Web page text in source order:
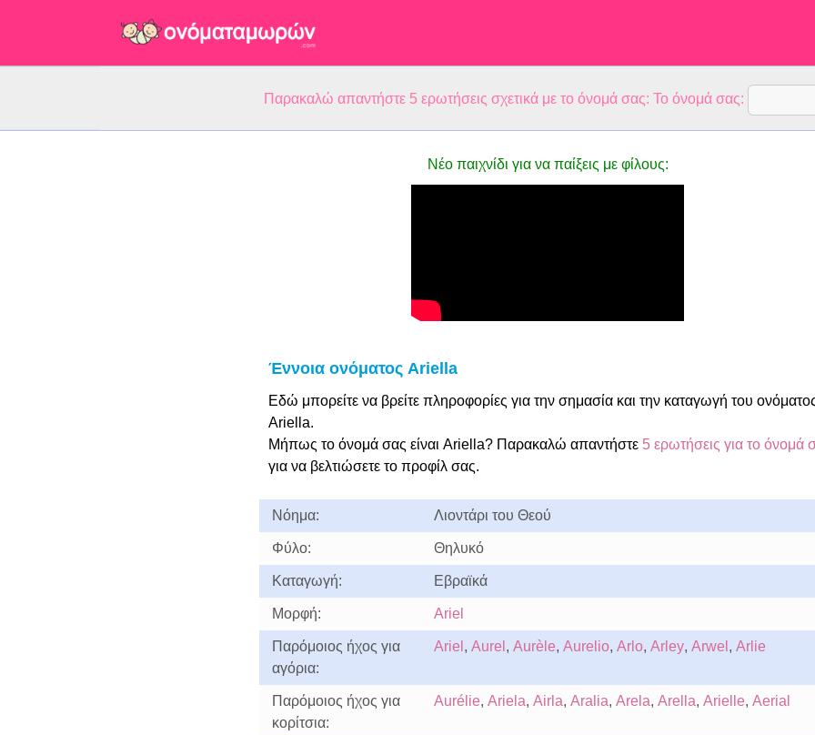
Παρακαλώ απαντήστε 5 ερωτήσεις σχετικά με το όνομά σας: Το όνομά σας:
Νέο παιχνίδι για να παίξεις με φίλους:
Έννοια ονόματος Ariella
Εδώ μπορείτε να βρείτε πληροφορίες για την σημασία και την καταγωγή του
Ariella.
Μήπως το όνομά σας είναι Ariella? Παρακαλώ απαντήστε5 ερωτήσεις για το όνομά
για να βελτιώσετε το προφίλ σας.
Νόημα: Λιοντάρι του Θεού
Φύλο: Θηλυκό
Καταγωγή: Εβραϊκά
Μορφή: Ariel
Παρόμοιος ήχος για
αγόρια:
Ariel , Aurel , Aurèle, Aurelio, Arlo, Arley, Arwel , Arlie
Παρόμοιος ήχος για
κορίτσια:
Aurélie, Ariela, Airla, Aralia, Arela, Arella, Arielle, Aerial